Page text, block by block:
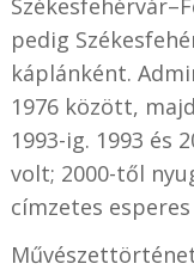
pedig
káplánként.
1976 között,
1993-ig. 1993 és
volt; 2000-től
címzetes